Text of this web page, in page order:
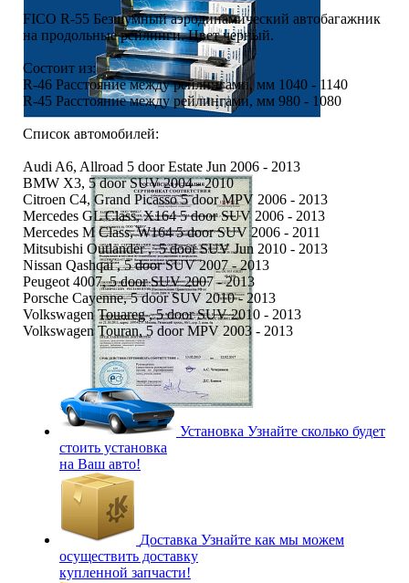
FICO R-55 Безшумный аэродинамический автобагажник
на продольные рейлинги. Цвет черный.
Состоит из:
R-46 Расстояние между рейлингами, мм 1040 - 1140
R-45 Расстояние между рейлингами, мм 980 - 1080
Список автомобилей:
Audi A6, Allroad 5 door Estate Jun 2006 - 2013
BMW X3, 5 door SUV 2004 - 2010
Citroen C4, Grand Picasso 5 door MPV 2006 - 2013
Mercedes GL Class, X164 5 door SUV 2006 - 2013
Mercedes M Class, W164 5 door SUV 2006 - 2011
Mitsubishi Outlander , 5 door SUV Jun 2010 - 2013
Nissan Qashqai , 5 door SUV 2007 - 2013
Peugeot 4007, 5 door SUV 2007 - 2013
Porsche Cayenne, 5 door SUV 2010 - 2013
Volkswagen Touareg , 5 door SUV 2010 - 2013
Volkswagen Touran, 5 door MPV 2003 - 2013
Установка Узнайте сколько будет
стоить установка
на Ваш авто!
Доставка Узнайте как мы можем
осуществить доставку
купленной запчасти!